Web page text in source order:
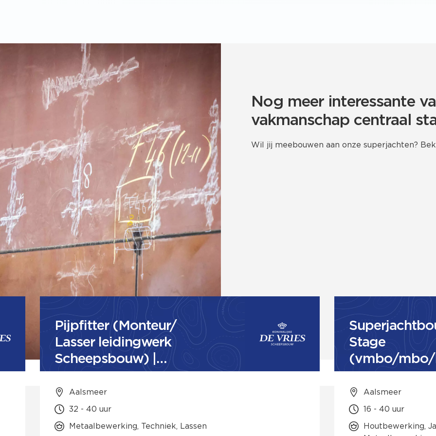
Nog meer interessante
vakmanschap centraal
Wil jij meebouwen aan onze superjachten?
Pijpfitter (Monteur/
Lasser leidingwerk
Scheepsbouw) |
Aalsmeer
Aalsmeer
32 - 40 uur
Metaalbewerking, Techniek, Lassen
Stage
(vmbo/
o) | Aalsmeer
Aalsmeer
16 - 40 uur
Houtbewerking,